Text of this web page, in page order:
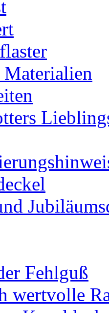
Materialien
Fehlguß
wertvolle